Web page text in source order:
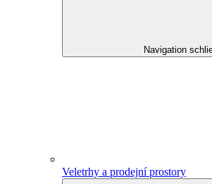
Navigation
Veletrhy a prodejní prostory